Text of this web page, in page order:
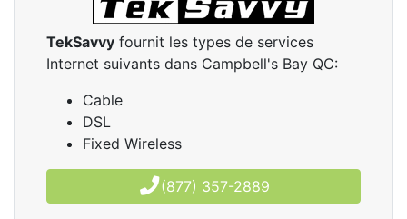
TekSavvy fournit les types de services
Internet suivants dans Campbell's Bay QC:
Cable
DSL
Fixed Wireless
(877) 357-2889